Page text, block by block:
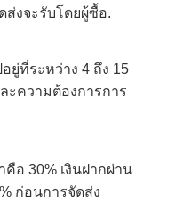
ส่งจะรับโดยผู้ซื้อ.
ยู่ที่ระหว่าง 4 ถึง 15
ความต้องการการ
คือ 30% เงินฝากผ่าน
ก่อนการจัดส่ง